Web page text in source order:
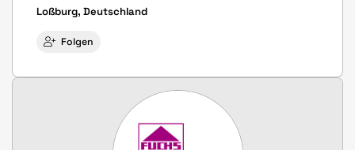
Loßburg, Deutschland
Folgen